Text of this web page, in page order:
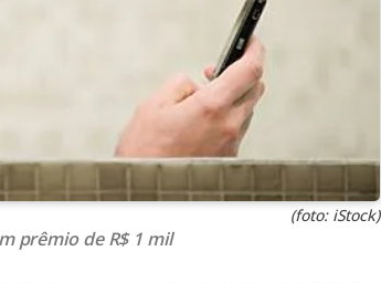
(foto: iStock)
prêmio de R$ 1 mil